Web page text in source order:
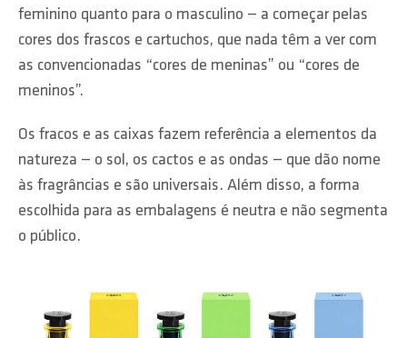
feminino quanto para o masculino — a começar pelas
cores dos frascos e cartuchos, que nada têm a ver com
as convencionadas “cores de meninas” ou “cores de
meninos”.
Os fracos e as caixas fazem referência a elementos da
natureza — o sol, os cactos e as ondas — que dão nome
às fragrâncias e são universais. Além disso, a forma
escolhida para as embalagens é neutra e não segmenta
o público.